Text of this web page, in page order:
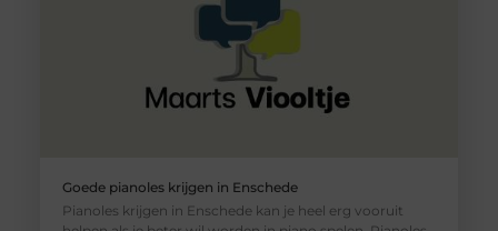
Goede pianoles krijgen in Enschede
Pianoles krijgen in Enschede kan je heel erg vooruit